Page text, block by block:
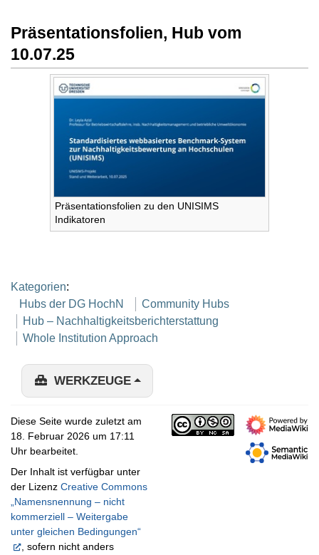
Präsentationsfolien, Hub vom
10.07.25
Präsentationsfolien zu den UNISIMS
Indikatoren
Kategorien:
Hubs der DG HochN
Community Hubs
Hub – Nachhaltigkeitsberichterstattung
Whole Institution Approach
WERKZEUGE
Diese Seite wurde zuletzt am
18. Februar 2026 um 17:11
Uhr bearbeitet.
Der Inhalt ist verfügbar unter
der Lizenz Creative Commons
„Namensnennung – nicht
kommerziell – Weitergabe
unter gleichen Bedingungen“
, sofern nicht anders